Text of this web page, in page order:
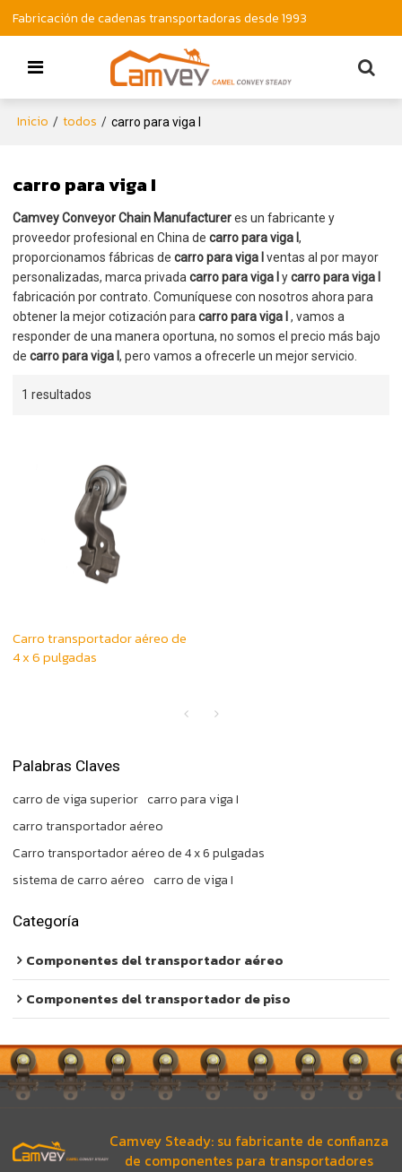
Fabricación de cadenas transportadoras desde 1993
Inicio / todos / carro para viga I
carro para viga I
Camvey Conveyor Chain Manufactureres un fabricante y
proveedor profesional en China decarro para viga I,
proporcionamos fábricas decarro para viga I ventas al por mayor
personalizadas, marca privadacarro para viga I ycarro para viga I
fabricación por contrato. Comuníquese con nosotros ahora para
obtener la mejor cotización paracarro para viga I , vamos a
responder de una manera oportuna, no somos el precio más bajo
decarro para viga I, pero vamos a ofrecerle un mejor servicio.
1 resultados
Carro transportador aéreo de
4 x 6 pulgadas
Palabras Claves
carro de viga superior carro para viga I
carro transportador aéreo
Carro transportador aéreo de 4 x 6 pulgadas
sistema de carro aéreo carro de viga I
Categoría
Componentes del transportador aéreo
Componentes del transportador de piso
Camvey Steady: su fabricante de confianza
de componentes para transportadores